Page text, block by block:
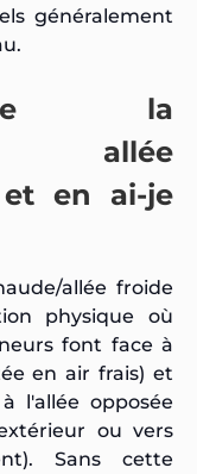
généralement
la
allée
et en ai-je
allée froide
physique où
font face à
en air frais) et
l'allée opposée
ou vers
Sans cette